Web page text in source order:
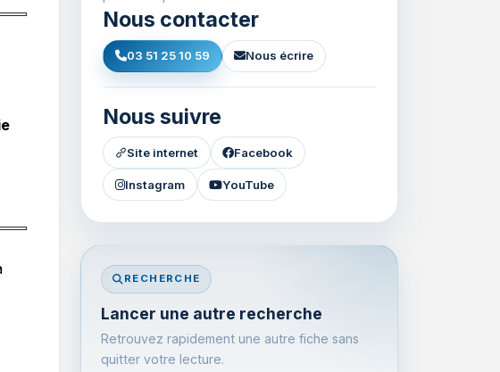
Nous contacter
03 51 25 10 59 Nous écrire
Nous suivre
Site internet Facebook
Instagram YouTube
RECHERCHE
Lancer une autre recherche
Retrouvez rapidement une autre fiche sans
quitter votre lecture.